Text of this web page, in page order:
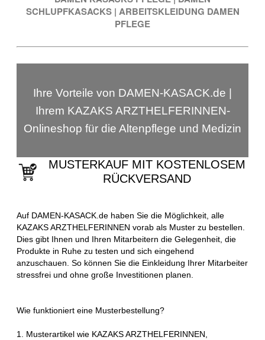
SCHLUPFKASACKS | ARBEITSKLEIDUNG DAMEN
PFLEGE
Ihre Vorteile von DAMEN-KASACK.de |
Ihrem KAZAKS ARZTHELFERINNEN-
Onlineshop für die Altenpflege und Medizin
MUSTERKAUF MIT KOSTENLOSEM
RÜCKVERSAND
Auf DAMEN-KASACK.de haben Sie die Möglichkeit, alle
KAZAKS ARZTHELFERINNEN vorab als Muster zu bestellen.
Dies gibt Ihnen und Ihren Mitarbeitern die Gelegenheit, die
Produkte in Ruhe zu testen und sich eingehend
anzuschauen. So können Sie die Einkleidung Ihrer Mitarbeiter
stressfrei und ohne große Investitionen planen.
Wie funktioniert eine Musterbestellung?
1. Musterartikel wie KAZAKS ARZTHELFERINNEN,